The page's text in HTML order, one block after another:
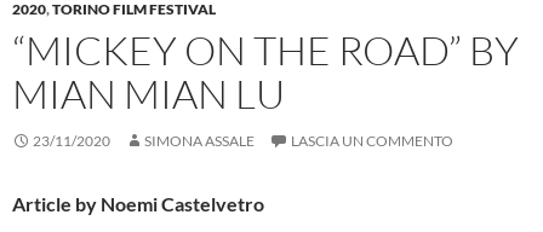
2020,TORINO FILM FESTIVAL
“MICKEY ON THE ROAD” BY
MIAN MIAN LU
23/11/2020 SIMONA ASSALE LASCIA UN COMMENTO
Article by Noemi Castelvetro